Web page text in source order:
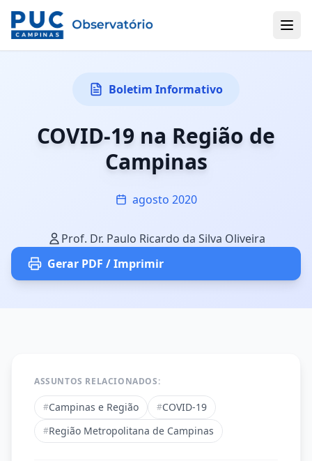
Boletim Informativo
COVID-19 na Região de
Campinas
agosto 2020
Prof. Dr. Paulo Ricardo da Silva Oliveira
Gerar PDF / Imprimir
ASSUNTOS RELACIONADOS:
#Campinas e Região #COVID-19
#Região Metropolitana de Campinas